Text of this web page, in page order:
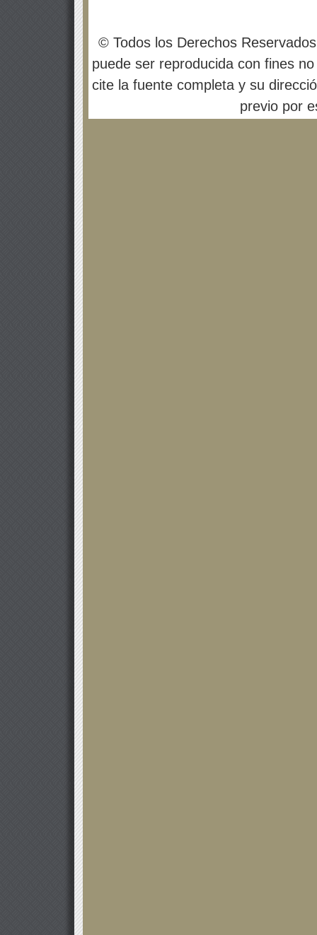
© Todos los Derechos
puede ser reproducida con fines
cite la fuente completa y su
previo por